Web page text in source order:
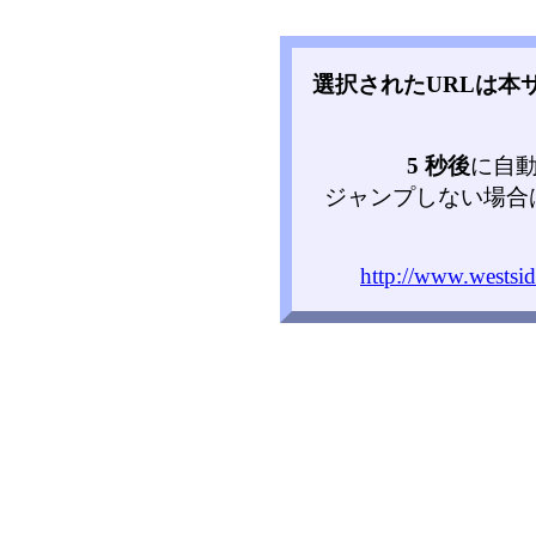
選択されたURLは本
5 秒後に自
ジャンプしない場
http://